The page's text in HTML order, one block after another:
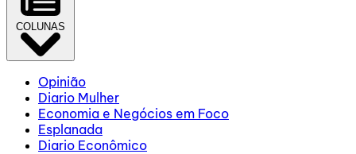
COLUNAS
Opinião
Diario Mulher
Economia e Negócios em Foco
Esplanada
Diario Econômico